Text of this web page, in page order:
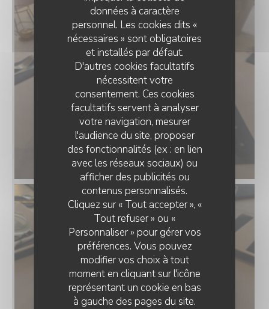
données à caractère
personnel. Les cookies dits «
nécessaires » sont obligatoires
et installés par défaut.
D'autres cookies facultatifs
nécessitent votre
consentement. Ces cookies
facultatifs servent à analyser
votre navigation, mesurer
l'audience du site, proposer
des fonctionnalités (ex : en lien
avec les réseaux sociaux) ou
afficher des publicités ou
contenus personnalisés.
Cliquez sur « Tout accepter », «
Tout refuser » ou «
Personnaliser » pour gérer vos
préférences. Vous pouvez
modifier vos choix à tout
moment en cliquant sur l'icône
représentant un cookie en bas
à gauche des pages du site.
PINSA ROMANA BUFALINA